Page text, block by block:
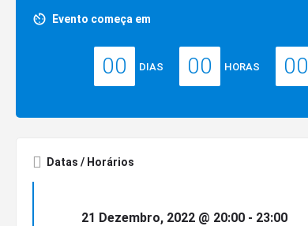
Evento começa em
00 DIAS 00 HORAS 00
Datas / Horários
21 Dezembro, 2022 @ 20:00 - 23:00